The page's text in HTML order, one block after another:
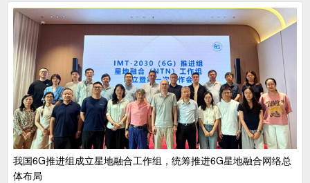
我国6G推进组成立星地融合工作组，统筹推进6G星地融合网络总
体布局